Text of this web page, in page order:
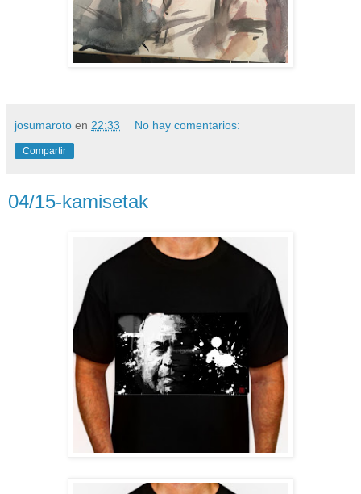
josumaroto en 22:33 No hay comentarios:
Compartir
04/15-kamisetak